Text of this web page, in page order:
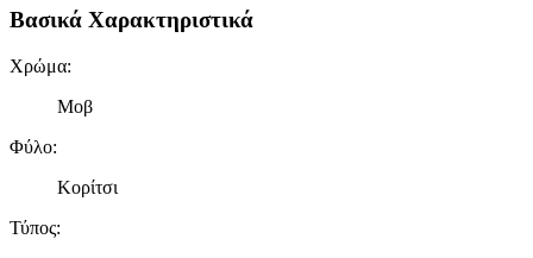
Βασικά Χαρακτηριστικά
Χρώμα:
Μοβ
Φύλο:
Κορίτσι
Τύπος: